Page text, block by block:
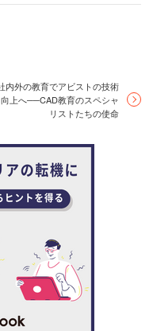
で言っても、その内容
働く主任コンサルタン
内外の教育でアビストの技術
上へ──CAD教育のスペシャ
リストたちの使命